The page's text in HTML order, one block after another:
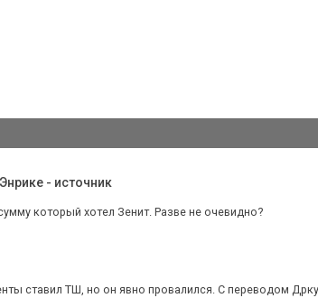
- источник
который хотел Зенит. Разве не очевидно?
ставил ТШ, но он явно провалился. С переводом